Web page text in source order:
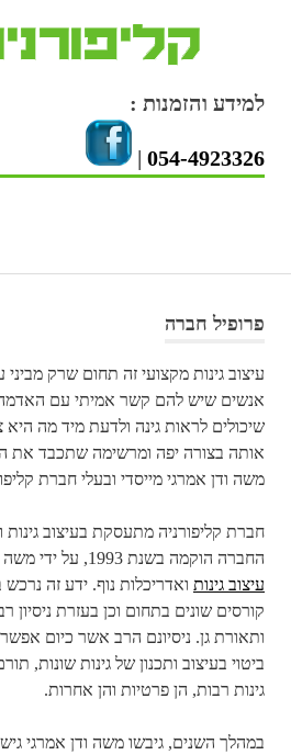
למידע והזמנות :
054-4923326
|
פרופיל חברה
עיצוב גינות מקצועי זה תחום שרק מביני
אנשים שיש להם קשר אמיתי עם
שיכולים לראות גינה ולדעת מיד מה היא
אותה בצורה יפה ומרשימה שתכבד את
משה ודן אמרגי מייסדי ובעלי חברת
חברת קליפורניה מתעסקת בעיצוב גינות
החברה הוקמה בשנת 1993, על ידי משה ודן, בעלי ידע בתחום של
עיצוב גינות ואדריכלות נוף. ידע זה
קורסים שונים בתחום וכן בעזרת ניסיון
ותאורת גן. ניסיונם הרב אשר כיום
ביטוי בעיצוב ותכנון של גינות שונות,
גינות רבות, הן פרטיות והן אחרות.
במהלך השנים, גיבשו משה ודן אמרגי